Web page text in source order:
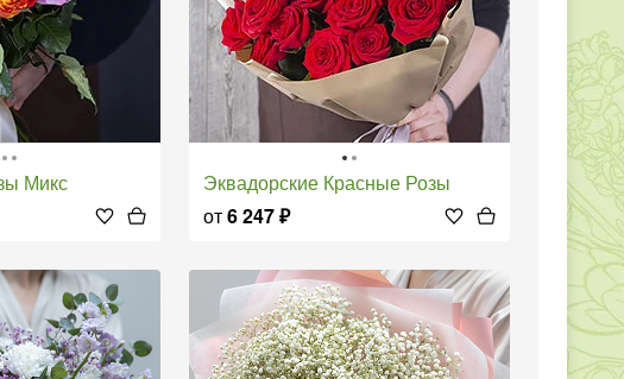
Микс
Эквадорские Красные Розы
от6 247₽